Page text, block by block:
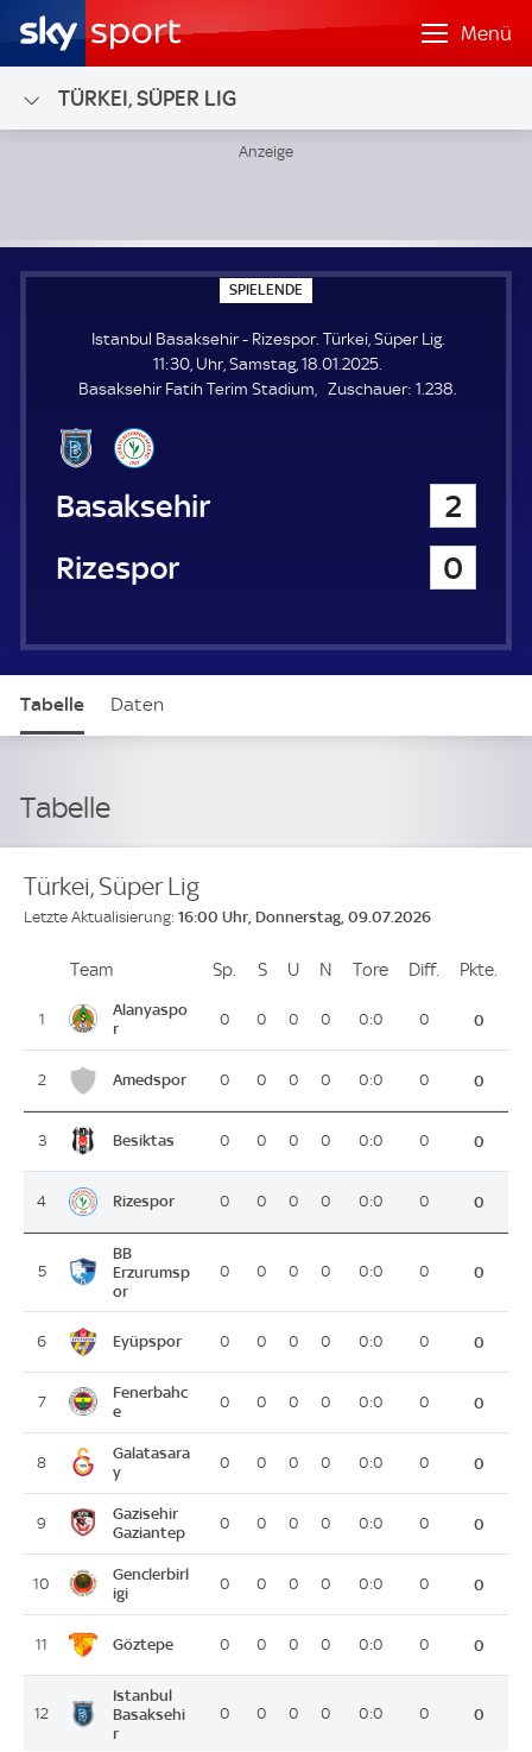
Menü
TÜRKEI, SÜPER LIG
SPIELENDE
P
E
L
E
N
Istanbul Basaksehir - Rizespor. Türkei, Süper Lig.
11:30, Uhr, Samstag, 18.01.2025.
Basaksehir Fatih Terim Stadium
Zuschauer: Z1.238.
Istanbul Basaksehir
2
Rizespor
0
Tabelle Daten
Tabelle
Türkei, Süper Lig
Letzte Aktualisierung: 16:00 Uhr, Donnerstag, 09.07.2026
PlatzTeam Sp. Spiele
SSiege
U Unentschieden
N Niederlagen
Tore ToreDiff. Differenz
Pkte.
1
Alanyaspo
r
0 0 0 0 0:0 0 0
2 Amedspor 0 0 0 0 0:0 0 0
3 Besiktas 0 0 0 0 0:0 0 0
4 Rizespor 0 0 0 0 0:0 0 0
5
BB
Erzurumsp
or
0 0 0 0 0:0 0 0
6 Eyüpspor 0 0 0 0 0:0 0 0
7
Fenerbahc
e
0 0 0 0 0:0 0 0
8
Galatasara
y
0 0 0 0 0:0 0 0
9
Gazisehir
Gaziantep
0 0 0 0 0:0 0 0
10
Genclerbirl
igi
0 0 0 0 0:0 0 0
11 Göztepe 0 0 0 0 0:0 0 0
12
Istanbul
Basaksehi
r
0 0 0 0 0:0 0 0